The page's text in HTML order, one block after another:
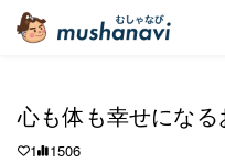
心も体も幸せになる
1 1506